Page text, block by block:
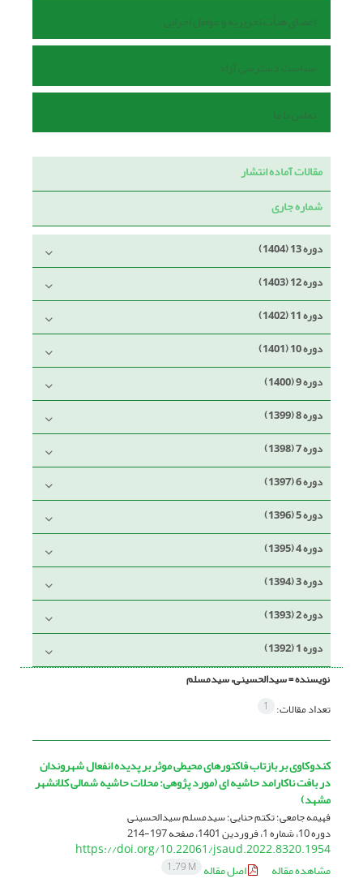
اعضای هیأت تحریریه و عوامل اجرایی
سیاست دسترسی آزاد
تماس با ما
مقالات آماده انتشار
شماره جاری
دوره 13 (1404)
دوره 12 (1403)
دوره 11 (1402)
دوره 10 (1401)
دوره 9 (1400)
دوره 8 (1399)
دوره 7 (1398)
دوره 6 (1397)
دوره 5 (1396)
دوره 4 (1395)
دوره 3 (1394)
دوره 2 (1393)
دوره 1 (1392)
نویسنده =سیدالحسینی، سیدمسلم
تعداد مقالات: 1
کندوکاوی بر بازتاب فاکتورهای محیطی موثر بر پدیده انفعال شهروندان
در بافت ناکارامد حاشیه ای (مورد پژوهی: محلات حاشیه شمالى کلانشهر
مشهد)
فهیمه جامعی؛ تکتم حنایی؛ سیدمسلم سیدالحسینی
دوره 10، شماره 1، فروردین 1401، صفحه 197-214
https://doi.org/10.22061/jsaud.2022.8320.1954
مشاهده مقاله
اصل مقاله 1.79 M